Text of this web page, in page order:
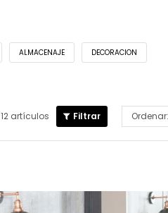
ALMACENAJE DECORACION
12 artículos